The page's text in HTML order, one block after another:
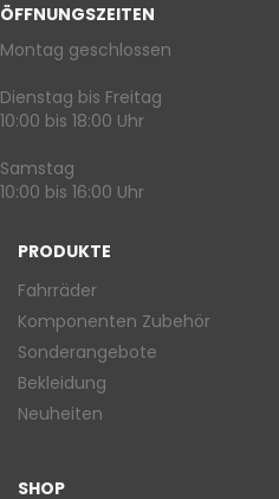
ÖFFNUNGSZEITEN
Montag geschlossen
Dienstag bis Freitag
10:00 bis 18:00 Uhr
Samstag
10:00 bis 16:00 Uhr
PRODUKTE
Fahrräder
Komponenten Zubehör
Sonderangebote
Bekleidung
Neuheiten
SHOP